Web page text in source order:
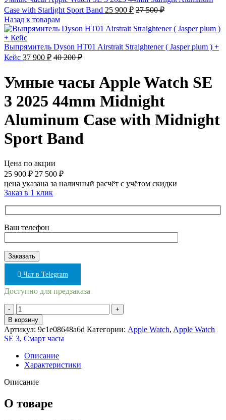
Case with Starlight Sport Band 25 900 ₽ 27 500₽
Назад к товарам
Выпрямитель Dyson HT01 Airstrait Straightener ( Jasper plum ) +
Кейс 37 900 ₽ 40 200₽
Умные часы Apple Watch SE
3 2025 44mm Midnight
Aluminum Case with Midnight
Sport Band
Цена по акции
25 900 ₽ 27 500 ₽
цена указана за наличный расчёт с учётом скидки
Заказ в 1 клик
Ваш телефон
Чат в Telegram
Доступно для предзаказа
Количество
товара
Умные
часы
Apple
Watch
SE
2025
Aluminum
В корзину
Артикул: 9c1e08648a6d Категории: Apple Watch, Apple Watch
SE 3, Смарт часы
Описание
Характеристики
Описание
О товаре